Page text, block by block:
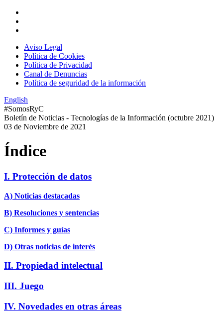
Aviso Legal
Política de Cookies
Política de Privacidad
Canal de Denuncias
Política de seguridad de la información
English
#SomosRyC
Boletín de Noticias - Tecnologías de la Información (octubre 2021)
03 de Noviembre de 2021
Índice
I. Protección de datos
A) Noticias destacadas
B) Resoluciones y sentencias
C) Informes y guías
D) Otras noticias de interés
II. Propiedad intelectual
III. Juego
IV. Novedades en otras áreas